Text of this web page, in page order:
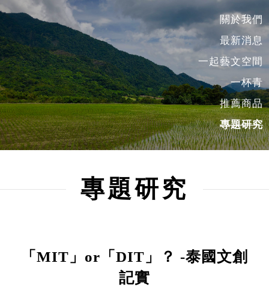
關於我們
最新消息
一起藝文空間
一杯青
推薦商品
專題研究
專題研究
「MIT」or「DIT」？ -泰國文創
記實